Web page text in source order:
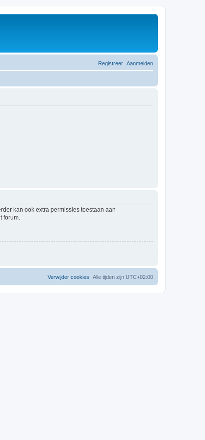
Aanmelden
Registreer
kan ook extra permissies toestaan aan
forum.
Alle tijden zijn UTC+02:00
Verwijder cookies